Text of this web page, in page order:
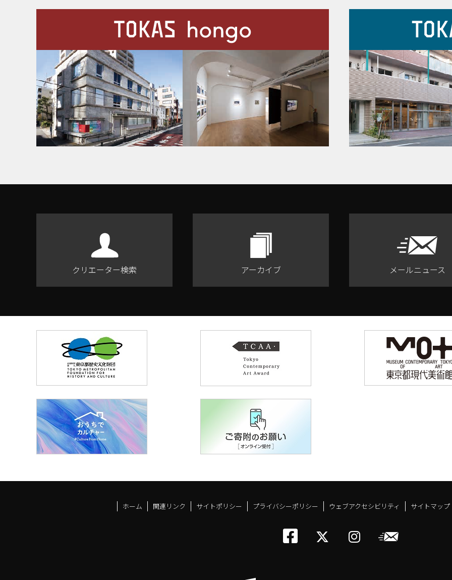
クリエーター検索 アーカイブ メールニュース
ホーム 関連リンク サイトポリシー プライバシーポリシー ウェブアクセシビリティ サイトマップ
トーキョーアーツ
メールニ